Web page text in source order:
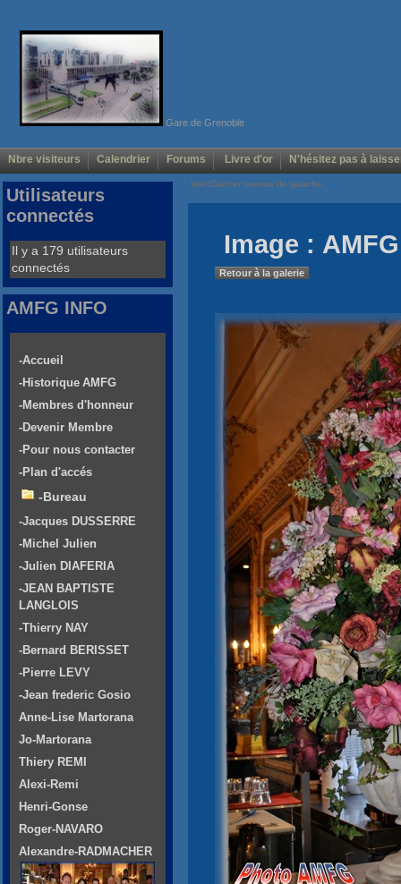
Gare de Grenoble
Nbre visiteurs Calendrier Forums Livre d'or N'hésitez pas à
Voir/Cacher menus de gauche
Image :
Retour à la galerie
Utilisateurs
connectés
Il y a 179 utilisateurs
connectés
AMFG INFO
-Accueil
-Historique AMFG
-Membres d'honneur
-Devenir Membre
-Pour nous contacter
-Plan d'accés
-Bureau
-Jacques DUSSERRE
-Michel Julien
-Julien DIAFERIA
-JEAN BAPTISTE
LANGLOIS
-Thierry NAY
-Bernard BERISSET
-Pierre LEVY
-Jean frederic Gosio
Anne-Lise Martorana
Jo-Martorana
Thiery REMI
Alexi-Remi
Henri-Gonse
Roger-NAVARO
Alexandre-RADMACHER